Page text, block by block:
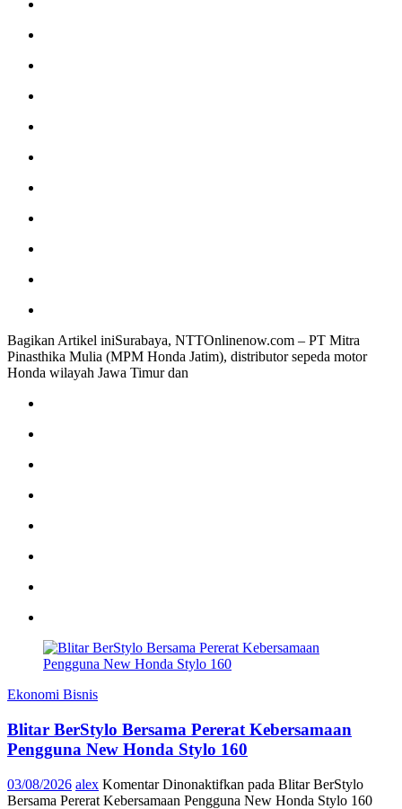
Bagikan Artikel iniSurabaya, NTTOnlinenow.com – PT Mitra
Pinasthika Mulia (MPM Honda Jatim), distributor sepeda motor
Honda wilayah Jawa Timur dan
Ekonomi Bisnis
Blitar BerStylo Bersama Pererat Kebersamaan
Pengguna New Honda Stylo 160
03/08/2026 alex Komentar Dinonaktifkan pada Blitar BerStylo
Bersama Pererat Kebersamaan Pengguna New Honda Stylo 160